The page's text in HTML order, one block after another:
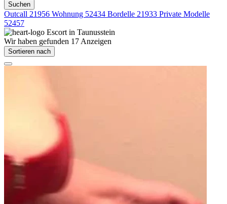
Suchen
Outcall 21956 Wohnung 52434 Bordelle 21933 Private Modelle
52457
Escort in Taunusstein
Wir haben gefunden 17 Anzeigen
Sortieren nach